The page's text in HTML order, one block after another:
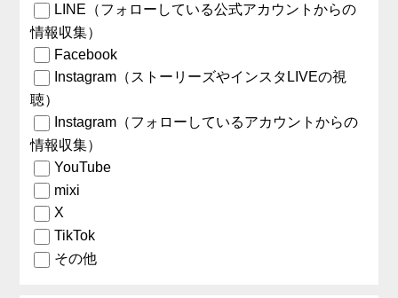
LINE（フォローしている公式アカウントからの
情報収集）
Facebook
Instagram（ストーリーズやインスタLIVEの視
聴）
Instagram（フォローしているアカウントからの
情報収集）
YouTube
mixi
X
TikTok
その他